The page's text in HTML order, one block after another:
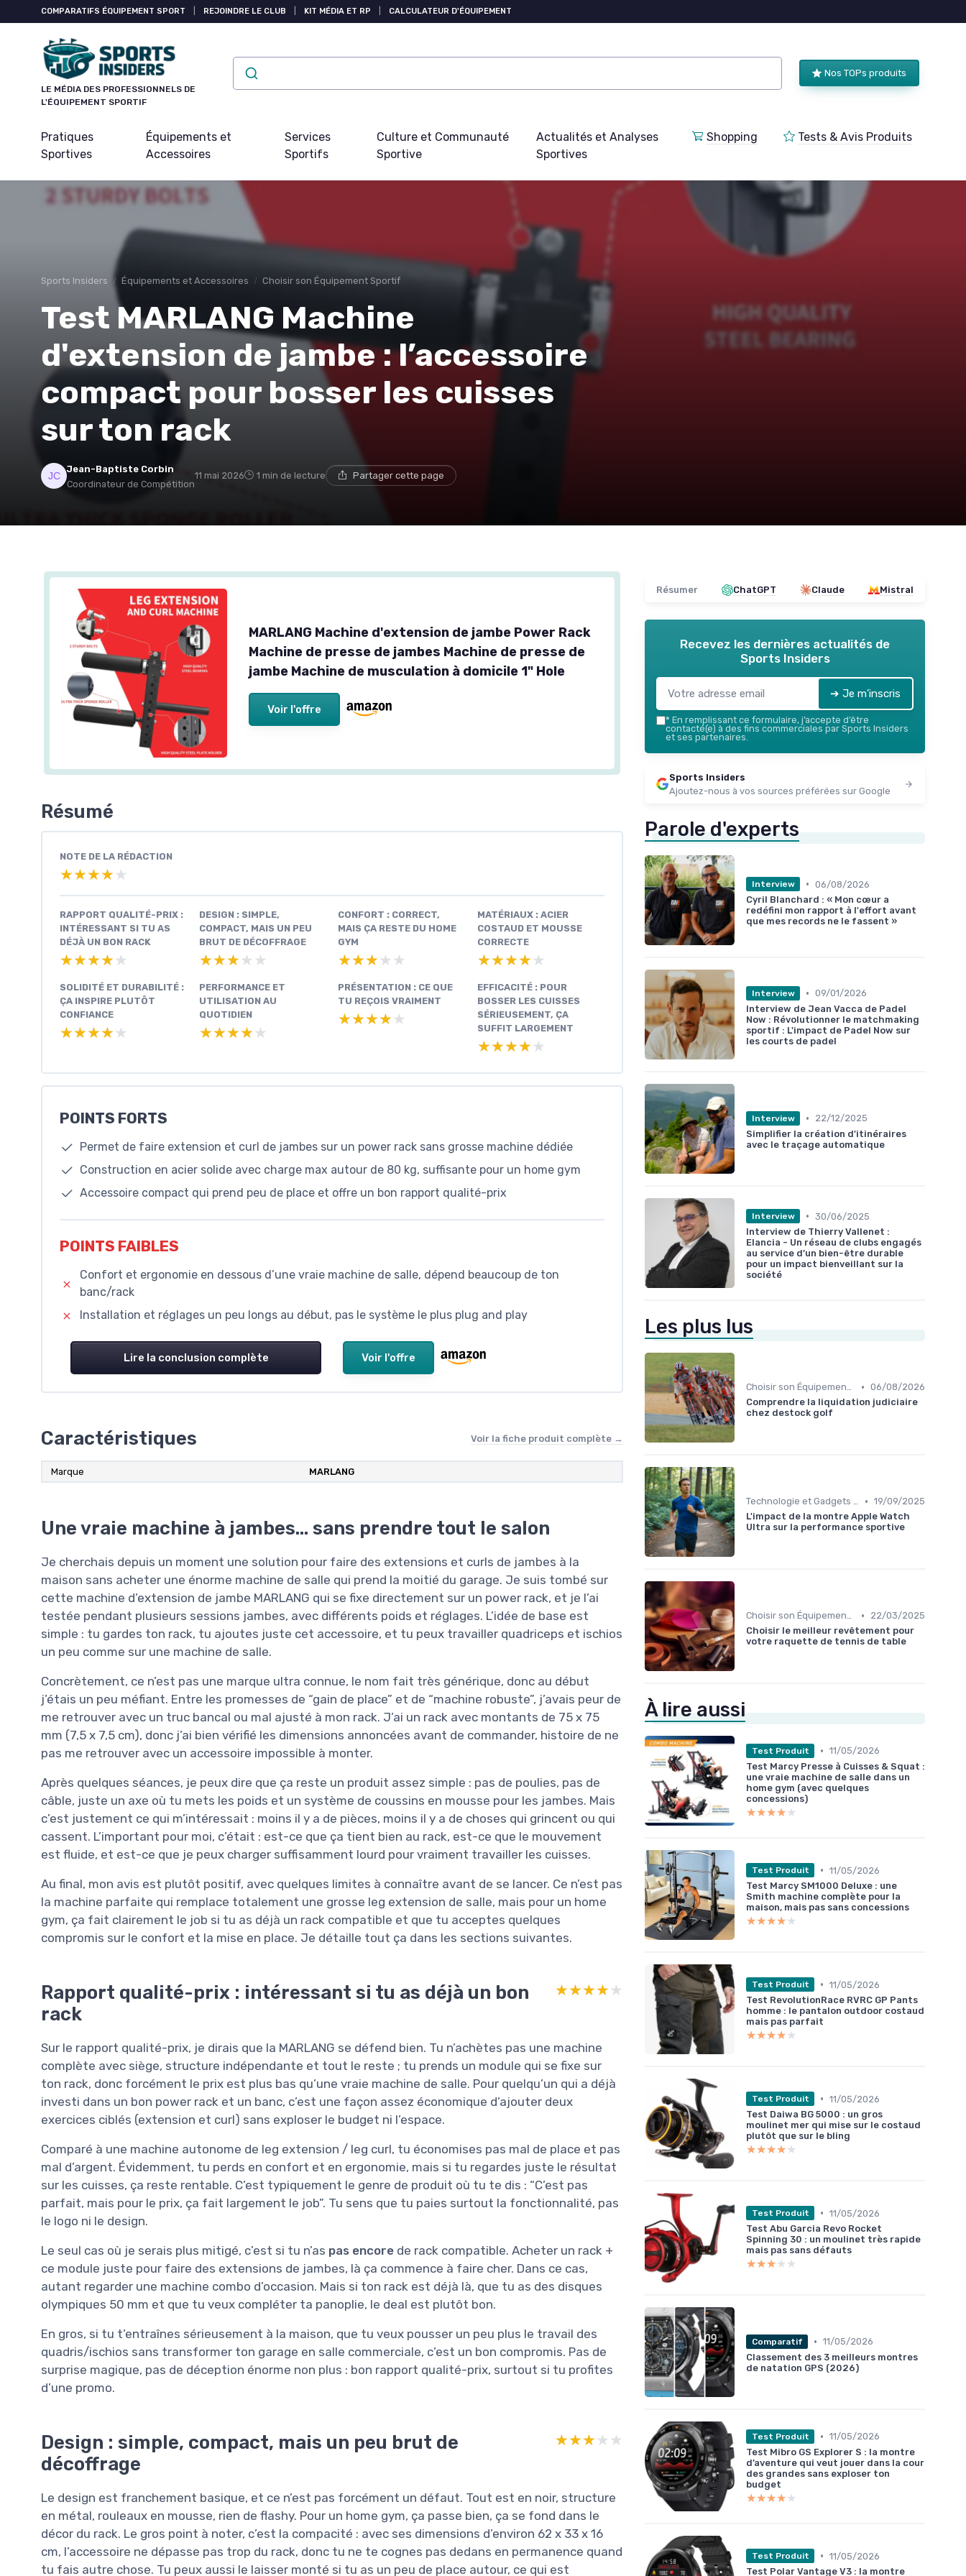
COMPARATIFS ÉQUIPEMENT SPORT REJOINDRE LE CLUB KIT MÉDIA ET RP CALCULATEUR D'ÉQUIPEMENT
LE MÉDIA DES PROFESSIONNELS DE
L'ÉQUIPEMENT SPORTIF
Nos TOPs produits
Pratiques
Sportives
Équipements et
Accessoires
Services
Sportifs
Culture et Communauté
Sportive
Actualités et Analyses
Sportives
Shopping Tests & Avis Produits
Sports Insiders Équipements et Accessoires Choisir son Équipement Sportif
Test MARLANG Machine
d'extension de jambe : l’accessoire
compact pour bosser les cuisses
sur ton rack
Jean-Baptiste Corbin
Coordinateur de Compétition
11 mai 2026 1 min de lecture Partager cette page
MARLANG Machine d'extension de jambe Power Rack
Machine de presse de jambes Machine de presse de
jambe Machine de musculation à domicile 1" Hole
Voir l'offre
Résumé
NOTE DE LA RÉDACTION
★★★★★
★★★★★
RAPPORT QUALITÉ-PRIX :
INTÉRESSANT SI TU AS
DÉJÀ UN BON RACK
★★★★★
★★★★★
DESIGN : SIMPLE,
COMPACT, MAIS UN PEU
BRUT DE DÉCOFFRAGE
★★★★★
★★★★★
CONFORT : CORRECT,
MAIS ÇA RESTE DU HOME
GYM
★★★★★
★★★★★
MATÉRIAUX : ACIER
COSTAUD ET MOUSSE
CORRECTE
★★★★★
★★★★★
SOLIDITÉ ET DURABILITÉ :
ÇA INSPIRE PLUTÔT
CONFIANCE
★★★★★
★★★★★
PERFORMANCE ET
UTILISATION AU
QUOTIDIEN
★★★★★
★★★★★
PRÉSENTATION : CE QUE
TU REÇOIS VRAIMENT
★★★★★
★★★★★
EFFICACITÉ : POUR
BOSSER LES CUISSES
SÉRIEUSEMENT, ÇA
SUFFIT LARGEMENT
★★★★★
★★★★★
POINTS FORTS
Permet de faire extension et curl de jambes sur un power rack sans grosse machine dédiée
Construction en acier solide avec charge max autour de 80 kg, suffisante pour un home gym
Accessoire compact qui prend peu de place et offre un bon rapport qualité-prix
POINTS FAIBLES
Confort et ergonomie en dessous d’une vraie machine de salle, dépend beaucoup de ton
banc/rack
Installation et réglages un peu longs au début, pas le système le plus plug and play
Lire la conclusion complète Voir l'offre
Caractéristiques Voir la fiche produit complète →
Marque MARLANG
Une vraie machine à jambes… sans prendre tout le salon
Je cherchais depuis un moment une solution pour faire des extensions et curls de jambes à la
maison sans acheter une énorme machine de salle qui prend la moitié du garage. Je suis tombé sur
cette machine d’extension de jambe MARLANG qui se fixe directement sur un power rack, et je l’ai
testée pendant plusieurs sessions jambes, avec différents poids et réglages. L’idée de base est
simple : tu gardes ton rack, tu ajoutes juste cet accessoire, et tu peux travailler quadriceps et ischios
un peu comme sur une machine de salle.
Concrètement, ce n’est pas une marque ultra connue, le nom fait très générique, donc au début
j’étais un peu méfiant. Entre les promesses de “gain de place” et de “machine robuste”, j’avais peur de
me retrouver avec un truc bancal ou mal ajusté à mon rack. J’ai un rack avec montants de 75 x 75
mm (7,5 x 7,5 cm), donc j’ai bien vérifié les dimensions annoncées avant de commander, histoire de ne
pas me retrouver avec un accessoire impossible à monter.
Après quelques séances, je peux dire que ça reste un produit assez simple : pas de poulies, pas de
câble, juste un axe où tu mets les poids et un système de coussins en mousse pour les jambes. Mais
c’est justement ce qui m’intéressait : moins il y a de pièces, moins il y a de choses qui grincent ou qui
cassent. L’important pour moi, c’était : est-ce que ça tient bien au rack, est-ce que le mouvement
est fluide, et est-ce que je peux charger suffisamment lourd pour vraiment travailler les cuisses.
Au final, mon avis est plutôt positif, avec quelques limites à connaître avant de se lancer. Ce n’est pas
la machine parfaite qui remplace totalement une grosse leg extension de salle, mais pour un home
gym, ça fait clairement le job si tu as déjà un rack compatible et que tu acceptes quelques
compromis sur le confort et la mise en place. Je détaille tout ça dans les sections suivantes.
Rapport qualité-prix : intéressant si tu as déjà un bon
rack
★★★★★
★★★★★
Sur le rapport qualité-prix, je dirais que la MARLANG se défend bien. Tu n’achètes pas une machine
complète avec siège, structure indépendante et tout le reste ; tu prends un module qui se fixe sur
ton rack, donc forcément le prix est plus bas qu’une vraie machine de salle. Pour quelqu’un qui a déjà
investi dans un bon power rack et un banc, c’est une façon assez économique d’ajouter deux
exercices ciblés (extension et curl) sans exploser le budget ni l’espace.
Comparé à une machine autonome de leg extension / leg curl, tu économises pas mal de place et pas
mal d’argent. Évidemment, tu perds en confort et en ergonomie, mais si tu regardes juste le résultat
sur les cuisses, ça reste rentable. C’est typiquement le genre de produit où tu te dis : “C’est pas
parfait, mais pour le prix, ça fait largement le job”. Tu sens que tu paies surtout la fonctionnalité, pas
le logo ni le design.
Le seul cas où je serais plus mitigé, c’est si tu n’as pas encore de rack compatible. Acheter un rack +
ce module juste pour faire des extensions de jambes, là ça commence à faire cher. Dans ce cas,
autant regarder une machine combo d’occasion. Mais si ton rack est déjà là, que tu as des disques
olympiques 50 mm et que tu veux compléter ta panoplie, le deal est plutôt bon.
En gros, si tu t’entraînes sérieusement à la maison, que tu veux pousser un peu plus le travail des
quadris/ischios sans transformer ton garage en salle commerciale, c’est un bon compromis. Pas de
surprise magique, pas de déception énorme non plus : bon rapport qualité-prix, surtout si tu profites
d’une promo.
Design : simple, compact, mais un peu brut de
décoffrage
★★★★★
★★★★★
Le design est franchement basique, et ce n’est pas forcément un défaut. Tout est en noir, structure
en métal, rouleaux en mousse, rien de flashy. Pour un home gym, ça passe bien, ça se fond dans le
décor du rack. Le gros point à noter, c’est la compacité : avec ses dimensions d’environ 62 x 33 x 16
cm, l’accessoire ne dépasse pas trop du rack, donc tu ne te cognes pas dedans en permanence quand
tu fais autre chose. Tu peux aussi le laisser monté si tu as un peu de place autour, ce qui est
Résumer ChatGPT Claude Mistral
Recevez les dernières actualités de
Sports Insiders
➔ Je m'inscris
* En remplissant ce formulaire, j’accepte d’être
contacté(e) à des fins commerciales par Sports Insiders
et ses partenaires.
Sports Insiders
Ajoutez-nous à vos sources préférées sur Google
Parole d'experts
Interview • 06/08/2026
Cyril Blanchard : « Mon cœur a
redéfini mon rapport à l'effort avant
que mes records ne le fassent »
Interview • 09/01/2026
Interview de Jean Vacca de Padel
Now : Révolutionner le matchmaking
sportif : L'impact de Padel Now sur
les courts de padel
Interview •
22/12/2025
Simplifier la création d'itinéraires
avec le traçage automatique
Interview • 30/06/2025
Interview de Thierry Vallenet :
Elancia - Un réseau de clubs engagés
au service d’un bien-être durable
pour un impact bienveillant sur la
société
Les plus lus
Choisir son Équipement Sportif • 06/08/2026
Comprendre la liquidation judiciaire
chez destock golf
Technologie et Gadgets de Sport • 19/09/2025
L'impact de la montre Apple Watch
Ultra sur la performance sportive
Choisir son Équipement Sportif •
22/03/2025
Choisir le meilleur revêtement pour
votre raquette de tennis de table
À lire aussi
Test Produit • 11/05/2026
Test Marcy Presse à Cuisses & Squat :
une vraie machine de salle dans un
home gym (avec quelques
concessions)
★★★★★
★★★★★
Test Produit • 11/05/2026
Test Marcy SM1000 Deluxe : une
Smith machine complète pour la
maison, mais pas sans concessions
★★★★★
★★★★★
Test Produit • 11/05/2026
Test RevolutionRace RVRC GP Pants
homme : le pantalon outdoor costaud
mais pas parfait
★★★★★
★★★★★
Test Produit • 11/05/2026
Test Daiwa BG 5000 : un gros
moulinet mer qui mise sur le costaud
plutôt que sur le bling
★★★★★
★★★★★
Test Produit • 11/05/2026
Test Abu Garcia Revo Rocket
Spinning 30 : un moulinet très rapide
mais pas sans défauts
★★★★★
★★★★★
Comparatif • 11/05/2026
Classement des 3 meilleurs montres
de natation GPS (2026)
Test Produit • 11/05/2026
Test Mibro GS Explorer S : la montre
d’aventure qui veut jouer dans la cour
des grandes sans exploser ton
budget
★★★★★
★★★★★
Test Produit • 11/05/2026
Test Polar Vantage V3 : la montre
Panneau de gestion des cookies